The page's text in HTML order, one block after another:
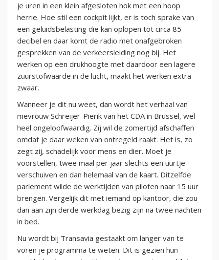
je uren in een klein afgesloten hok met een hoop
herrie. Hoe stil een cockpit lijkt, er is toch sprake van
een geluidsbelasting die kan oplopen tot circa 85
decibel en daar komt de radio met onafgebroken
gesprekken van de verkeersleiding nog bij. Het
werken op een drukhoogte met daardoor een lagere
zuurstofwaarde in de lucht, maakt het werken extra
zwaar.
Wanneer je dit nu weet, dan wordt het verhaal van
mevrouw Schreijer-Pierik van het CDA in Brussel, wel
heel ongeloofwaardig. Zij wil de zomertijd afschaffen
omdat je daar weken van ontregeld raakt. Het is, zo
zegt zij, schadelijk voor mens en dier. Moet je
voorstellen, twee maal per jaar slechts een uurtje
verschuiven en dan helemaal van de kaart. Ditzelfde
parlement wilde de werktijden van piloten naar 15 uur
brengen. Vergelijk dit met iemand op kantoor, die zou
dan aan zijn derde werkdag bezig zijn na twee nachten
in bed.
Nu wordt bij Transavia gestaakt om langer van te
voren je programma te weten. Dit is gezien hun